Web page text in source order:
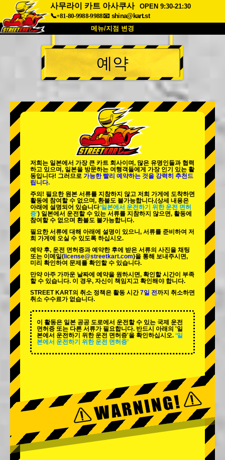
사무라이 카트 아사쿠사
OPEN 9:30-21:30
📞+81-80-9988-9988📧 shina@kart.st
메뉴/지점 변경
최상단
소개 사양 가격
회사 정보 예약
지점 변경
도쿄 시나가와 #1 도쿄 아키하바라#1
도쿄 아키하바라#2
도쿄 시부야 애넥스 도쿄 베이
도쿄 아사쿠사
오키나와
예약
저희는 일본에서 가장 큰 카트 회사이며, 많은 유명인들과 협력
하고 있으며, 일본을 방문하는 여행객들에게 가장 인기 있는 활
동입니다! 그러므로 가능한 빨리 예약하는 것을 강력히 추천드
립니다.
주의! 필요한 원본 서류를 지참하지 않고 저희 가게에 도착하면
활동에 참여할 수 없으며, 환불도 불가능합니다.(상세 내용은
아래에 설명되어 있습니다‘일본에서 운전하기 위한 운전 면허
증’) 일본에서 운전할 수 있는 서류를 지참하지 않으면, 활동에
참여할 수 없으며 환불도 불가능합니다.
필요한 서류에 대해 아래에 설명이 있으니, 서류를 준비하여 저
희 가게에 오실 수 있도록 하십시오.
예약 후, 운전 면허증과 예약한 후에 받은 서류의 사진을 채팅
또는 이메일( license@streetkart.com)을 통해 보내주시면,
미리 확인하여 문제를 확인할 수 있습니다.
만약 아주 가까운 날짜에 예약을 원하시면, 확인할 시간이 부족
할 수 있습니다. 이 경우, 자신이 책임지고 확인해야 합니다.
STREET KART의 취소 정책은 활동 시간7일 전까지 취소하면
취소 수수료가 없습니다.
이 활동은 일본 공공 도로에서 운전할 수 있는 국제 운전
면허증 또는 다른 서류가 필요합니다. 반드시 아래의 '일
본에서 운전하기 위한 운전 면허증'을 확인하십시오. ‘일
본에서 운전하기 위한 운전 면허증’